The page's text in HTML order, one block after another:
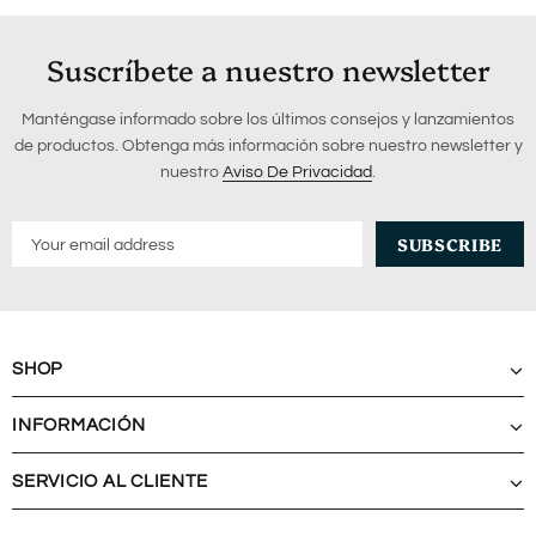
Suscríbete a nuestro newsletter
Manténgase informado sobre los últimos consejos y lanzamientos
de productos. Obtenga más información sobre nuestro newsletter y
nuestro Aviso De Privacidad.
SHOP
INFORMACIÓN
SERVICIO AL CLIENTE